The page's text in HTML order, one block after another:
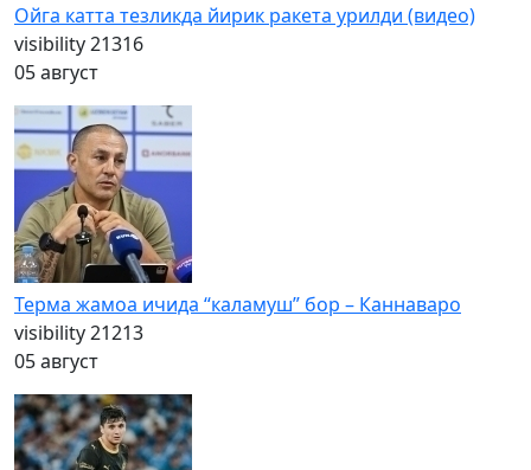
Ойга катта тезликда йирик ракета урилди (видео)
visibility21316
05 август
Терма жамоа ичида “каламуш” бор – Каннаваро
visibility21213
05 август